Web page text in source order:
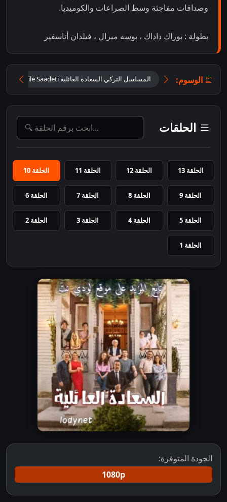
وصداقات مفاجئة وسط الصراعات والكوميديا.
بطولة : بوراك داداك ، بوسه ميرال ، فيلدان أتاسفير
الوسوم: المسلسل التركي السعادة العائلية Aile Saadeti الجزء الأول 202
الحلقات
الحلقة 13 الحلقة 12 الحلقة 11 الحلقة 10
الحلقة 9 الحلقة 8 الحلقة 7 الحلقة 6
الحلقة 5 الحلقة 4 الحلقة 3 الحلقة 2
الحلقة 1
الجودة المتوفرة:
1080p